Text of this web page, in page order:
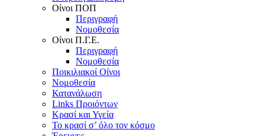
Oίνοι ΠOΠ
Περιγραφή
Nομοθεσία
Oίνοι Π.Γ.E.
Περιγραφή
Νομοθεσία
Ποικιλιακοί Oίνοι
Nομοθεσία
Κατανάλωση
Links Προιόντων
Κρασί και Υγεία
To κρασί σ’ όλο τον κόσμο